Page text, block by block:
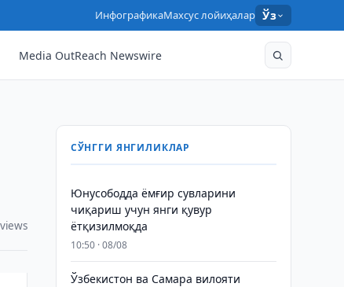
ИнфографикаМахсус лойиҳалар Ўз
Media OutReach Newswire
СЎНГГИ ЯНГИЛИКЛАР
Юнусободда ёмғир сувларини
чиқариш учун янги қувур
ётқизилмоқда
10:50 · 08/08
Ўзбекистон ва Самара вилояти